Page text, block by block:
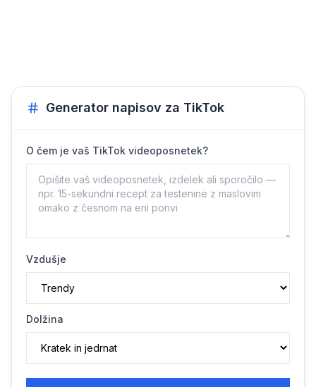
Generator napisov za TikTok
O čem je vaš TikTok videoposnetek?
Vzdušje
Dolžina